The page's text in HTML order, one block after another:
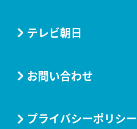
テレビ朝日
お問い合わせ
プライバシーポリシー